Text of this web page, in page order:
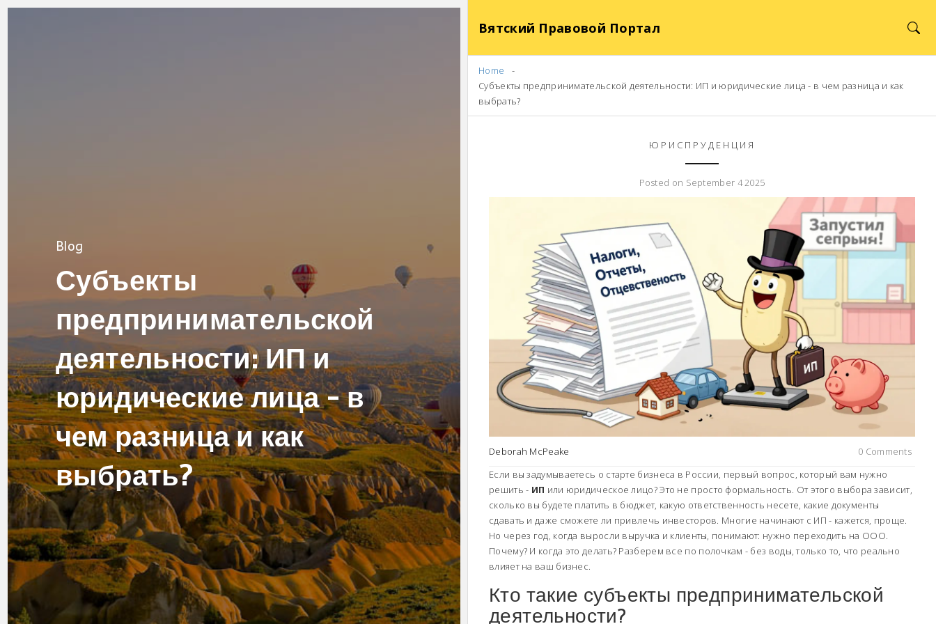
Вятский Правовой Портал
Blog
Субъекты
предпринимательской
деятельности: ИП и
юридические лица - в
чем разница и как
выбрать?
Home
Субъекты предпринимательской деятельности: ИП и юридические лица - в чем разница и как
выбрать?
ЮРИСПРУДЕНЦИЯ
Posted on September 4 2025
Deborah McPeake
0 Comments
Если вы задумываетесь о старте бизнеса в России, первый вопрос, который вам нужно
решить - ИП или юридическое лицо? Это не просто формальность. От этого выбора зависит,
сколько вы будете платить в бюджет, какую ответственность несете, какие документы
сдавать и даже сможете ли привлечь инвесторов. Многие начинают с ИП - кажется, проще.
Но через год, когда выросли выручка и клиенты, понимают: нужно переходить на ООО.
Почему? И когда это делать? Разберем все по полочкам - без воды, только то, что реально
влияет на ваш бизнес.
Кто такие субъекты предпринимательской
деятельности?